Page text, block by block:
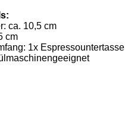
ca. 10,5 cm
cm
1x Espressountertasse